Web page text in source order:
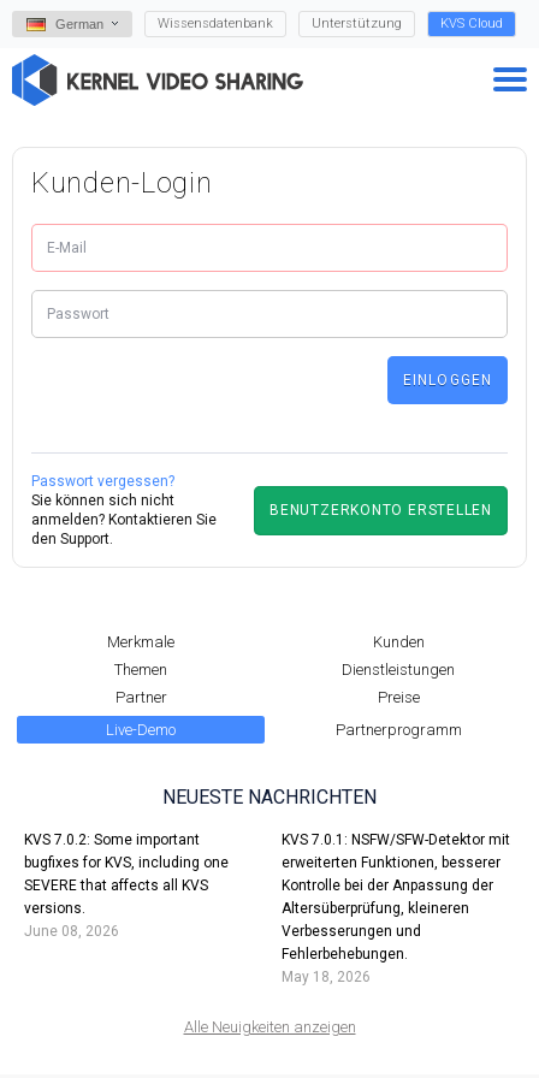
German Wissensdatenbank Unterstützung KVS Cloud
Kunden-Login
Passwort vergessen?
Sie können sich nicht
anmelden? Kontaktieren Sie
den Support.
BENUTZERKONTO ERSTELLEN
Merkmale
Kunden
Themen
Dienstleistungen
Partner
Preise
Live-Demo
Partnerprogramm
NEUESTE NACHRICHTEN
KVS 7.0.2: Some important
bugfixes for KVS, including one
SEVERE that affects all KVS
versions.
June 08, 2026
KVS 7.0.1: NSFW/SFW-Detektor mit
erweiterten Funktionen, besserer
Kontrolle bei der Anpassung der
Altersüberprüfung, kleineren
Verbesserungen und
Fehlerbehebungen.
May 18, 2026
Alle Neuigkeiten anzeigen